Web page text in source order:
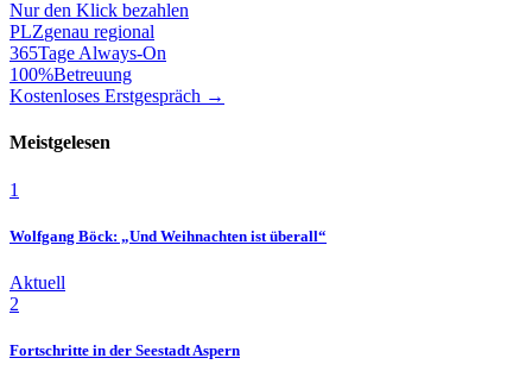
Nur den Klick bezahlen
PLZgenau regional
365Tage Always-On
100%Betreuung
Kostenloses Erstgespräch →
Meistgelesen
1
Wolfgang Böck: „Und Weihnachten ist überall“
Aktuell
2
Fortschritte in der Seestadt Aspern